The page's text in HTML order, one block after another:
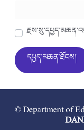
© Department of